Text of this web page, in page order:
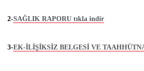
2-SAĞLIK RAPORU tıkla indir
3-EK-İLİŞİKSİZ BELGESİ VE